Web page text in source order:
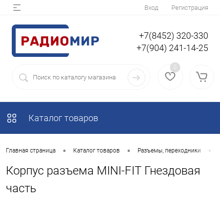
Вход Регистрация
+7(8452) 320-330
+7(904) 241-14-25
0
Каталог товаров
Главная страница • Каталог товаров • Разъемы, переходники •
Корпус разъема MINI-FIT Гнездовая
часть